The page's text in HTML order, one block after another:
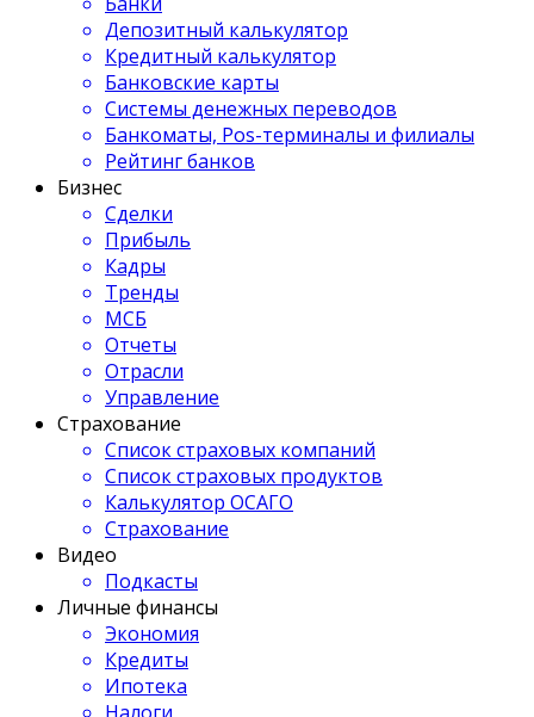
Депозитный калькулятор
Кредитный калькулятор
Банковские карты
Системы денежных переводов
Банкоматы, Pos-терминалы и филиалы
Рейтинг банков
Бизнес
Сделки
Прибыль
Кадры
Тренды
МСБ
Отчеты
Отрасли
Управление
Страхование
Список страховых компаний
Список страховых продуктов
Калькулятор ОСАГО
Страхование
Видео
Подкасты
Личные финансы
Экономия
Кредиты
Ипотека